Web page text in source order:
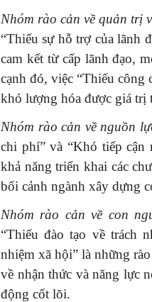
Nhóm rào cản về quản trị
“Thiếu sự hỗ trợ của lãnh
cam kết từ cấp lãnh đạo,
cạnh đó, việc “Thiếu công
khó lượng hóa được giá trị
Nhóm rào cản về nguồn
chi phí” và “Khó tiếp cận
khả năng triển khai các
bối cảnh ngành xây dựng
Nhóm rào cản về con
“Thiếu đào tạo về trách
nhiệm xã hội” là những
về nhận thức và năng lực
động cốt lõi.